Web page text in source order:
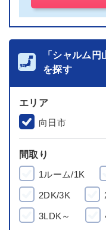
「シャルム
を探す
エリア
向日市
間取り
1ルーム/1K
2DK/3K
3LDK～